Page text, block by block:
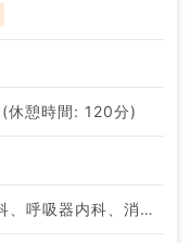
憩時間: 120分)
一般内科、循環器内科、呼吸器内科、消化器内科、内分泌・代謝内科